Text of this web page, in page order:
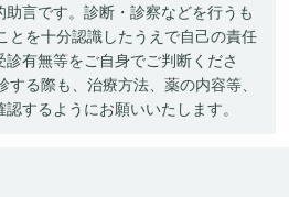
言です。診断・診察などを行うも
とを十分認識したうえで自己の責任
有無等をご自身でご判断くださ
する際も、治療方法、薬の内容等、
するようにお願いいたします。